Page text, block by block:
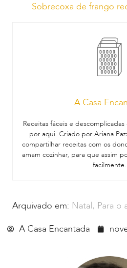
Sobrecoxa de frango
A Casa
Receitas fáceis e
por aqui. Criado por Ariana
compartilhar receitas com os
amam cozinhar, para que assim
facilmente.
Arquivado em: Natal, Para o
A Casa Encantada